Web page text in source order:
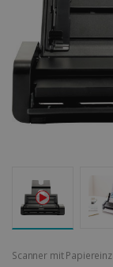
Scanner mit